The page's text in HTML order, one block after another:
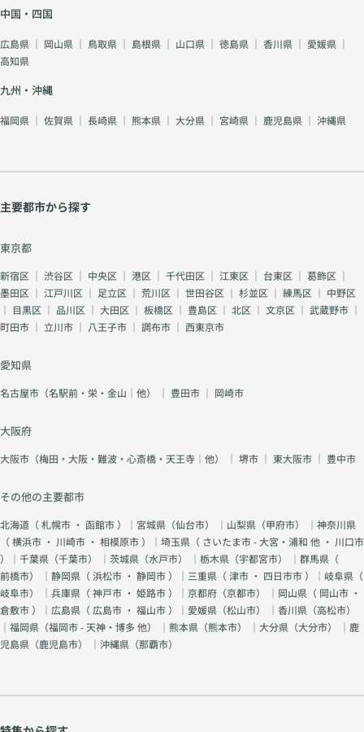
中国・四国
広島県 ｜ 岡山県 ｜ 鳥取県 ｜ 島根県 ｜ 山口県 ｜ 徳島県 ｜ 香川県 ｜ 愛媛県 ｜
高知県
九州・沖縄
福岡県 ｜ 佐賀県 ｜ 長崎県 ｜ 熊本県 ｜ 大分県 ｜ 宮崎県 ｜ 鹿児島県 ｜ 沖縄県
主要都市から探す
東京都
新宿区 ｜ 渋谷区 ｜ 中央区 ｜ 港区 ｜ 千代田区 ｜ 江東区 ｜ 台東区 ｜ 葛飾区 ｜
墨田区 ｜ 江戸川区 ｜ 足立区 ｜ 荒川区 ｜ 世田谷区 ｜ 杉並区 ｜ 練馬区 ｜ 中野区
｜ 目黒区 ｜ 品川区 ｜ 大田区 ｜ 板橋区 ｜ 豊島区 ｜ 北区 ｜ 文京区 ｜ 武蔵野市 ｜
町田市 ｜ 立川市 ｜ 八王子市 ｜ 調布市 ｜ 西東京市
愛知県
名古屋市（名駅前・栄・金山｜他） ｜ 豊田市 ｜ 岡崎市
大阪府
大阪市（梅田・大阪・難波・心斎橋・天王寺｜他） ｜ 堺市 ｜ 東大阪市 ｜ 豊中市
その他の主要都市
北海道（札幌市 ・ 函館市）｜宮城県（仙台市） ｜山梨県（甲府市） ｜神奈川県
（横浜市 ・ 川崎市 ・ 相模原市）｜埼玉県（ さいたま市 - 大宮・浦和 他 ・ 川口市
）｜千葉県（千葉市） ｜茨城県（水戸市） ｜栃木県（宇都宮市） ｜群馬県（
前橋市） ｜静岡県（浜松市 ・ 静岡市）｜三重県（津市 ・ 四日市市）｜岐阜県（
岐阜市） ｜兵庫県（神戸市 ・ 姫路市）｜京都府（京都市） ｜岡山県（ 岡山市 ・
倉敷市）｜広島県（ 広島市 ・ 福山市）｜愛媛県（松山市） ｜香川県（高松市）
｜福岡県（福岡市 - 天神・博多 他） ｜熊本県（熊本市） ｜大分県（大分市） ｜鹿
児島県（鹿児島市） ｜沖縄県（那覇市）